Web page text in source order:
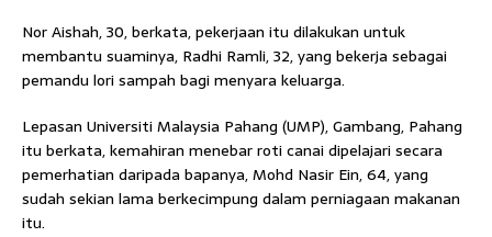
Nor Aishah, 30, berkata, pekerjaan itu dilakukan untuk
membantu suaminya, Radhi Ramli, 32, yang bekerja sebagai
pemandu lori sampah bagi menyara keluarga.
Lepasan Universiti Malaysia Pahang (UMP), Gambang, Pahang
itu berkata, kemahiran menebar roti canai dipelajari secara
pemerhatian daripada bapanya, Mohd Nasir Ein, 64, yang
sudah sekian lama berkecimpung dalam perniagaan makanan
itu.